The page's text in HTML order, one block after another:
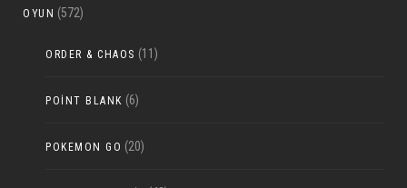
OYUN (572)
ORDER & CHAOS (11)
POINT BLANK (6)
POKEMON GO (20)